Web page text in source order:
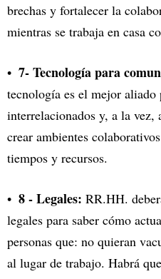
brechas y fortalecer la
mientras se trabaja en casa
7- Tecnología para
tecnología es el mejor aliado
interrelacionados y, a la
crear ambientes
tiempos y recursos.
8 - Legales: RR.HH.
legales para saber cómo
personas que: no quieran
al lugar de trabajo. Habrá